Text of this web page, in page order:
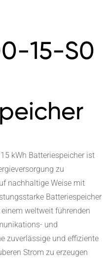
15-S0
kWh Batteriespeicher ist
zu
nachhaltige Weise mit
Batteriespeicher
weltweit führenden
und
zuverlässige und effiziente
Strom zu erzeugen